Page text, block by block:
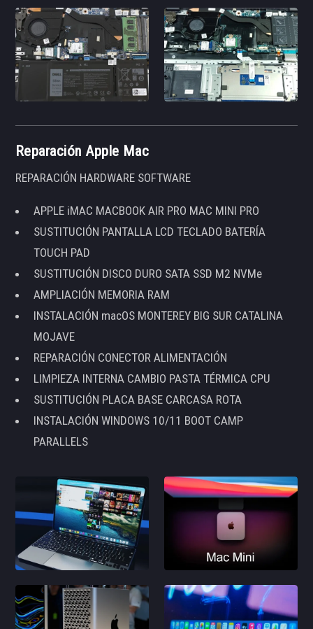
Reparación Apple Mac
REPARACIÓN HARDWARE SOFTWARE
APPLE iMAC MACBOOK AIR PRO MAC MINI PRO
SUSTITUCIÓN PANTALLA LCD TECLADO BATERÍA
TOUCH PAD
SUSTITUCIÓN DISCO DURO SATA SSD M2 NVMe
AMPLIACIÓN MEMORIA RAM
INSTALACIÓN macOS MONTEREY BIG SUR CATALINA
MOJAVE
REPARACIÓN CONECTOR ALIMENTACIÓN
LIMPIEZA INTERNA CAMBIO PASTA TÉRMICA CPU
SUSTITUCIÓN PLACA BASE CARCASA ROTA
INSTALACIÓN WINDOWS 10/11 BOOT CAMP
PARALLELS